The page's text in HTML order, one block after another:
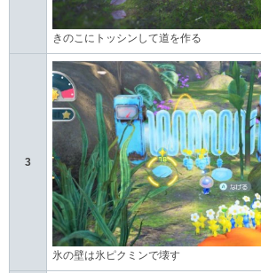
きのこにトッシンして道を作る
3
氷の壁は氷ピクミンで壊す